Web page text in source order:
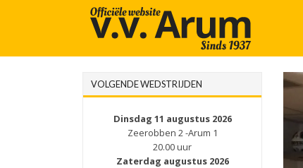
VOLGENDE WEDSTRIJDEN
Dinsdag 11 augustus 2026
Zeerobben 2 -Arum 1
20.00 uur
Zaterdag augustus 2026